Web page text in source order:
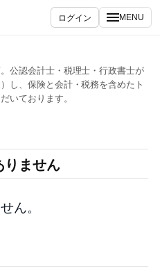
ログイン MENU
公認会計士・税理士・行政書士が
し、保険と会計・税務を含めたト
いております。
りません
ん。